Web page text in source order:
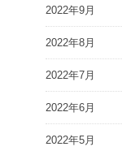
2022年9月
2022年8月
2022年7月
2022年6月
2022年5月